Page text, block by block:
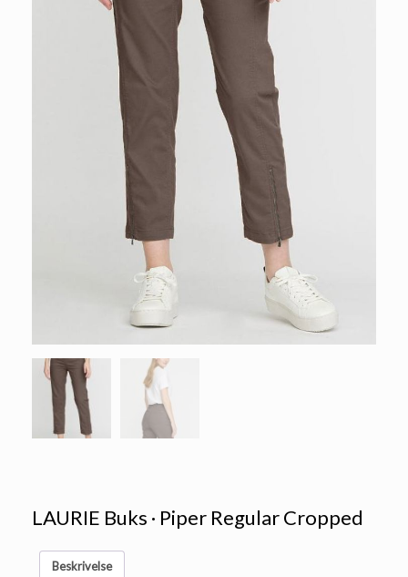
LAURIE Buks · Piper Regular Cropped
Beskrivelse